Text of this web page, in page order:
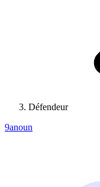
Défendeur
9anoun